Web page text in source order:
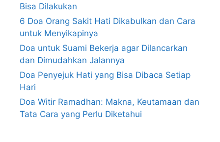
Bisa Dilakukan
6 Doa Orang Sakit Hati Dikabulkan dan Cara
untuk Menyikapinya
Doa untuk Suami Bekerja agar Dilancarkan
dan Dimudahkan Jalannya
Doa Penyejuk Hati yang Bisa Dibaca Setiap
Hari
Doa Witir Ramadhan: Makna, Keutamaan dan
Tata Cara yang Perlu Diketahui